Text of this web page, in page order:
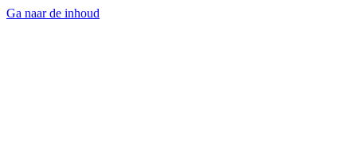
Ga naar de inhoud